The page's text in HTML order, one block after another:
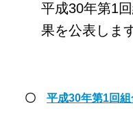
平成30年第1
果を公表しま
〇 平成30年第1回